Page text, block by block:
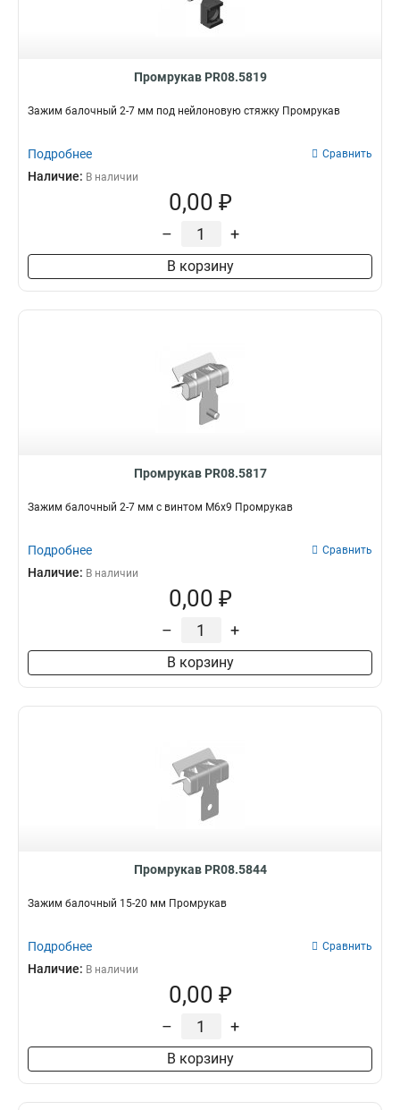
Промрукав PR08.5819
Зажим балочный 2-7 мм под нейлоновую стяжку Промрукав
Подробнее Сравнить
Наличие: В наличии
0,00 ₽
– +
В корзину
Промрукав PR08.5817
Зажим балочный 2-7 мм с винтом М6х9 Промрукав
Подробнее Сравнить
Наличие: В наличии
0,00 ₽
– +
В корзину
Промрукав PR08.5844
Зажим балочный 15-20 мм Промрукав
Подробнее Сравнить
Наличие: В наличии
0,00 ₽
– +
В корзину